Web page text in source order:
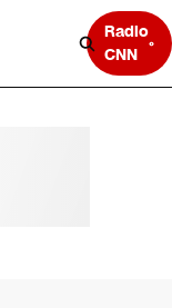
Radio
CNN